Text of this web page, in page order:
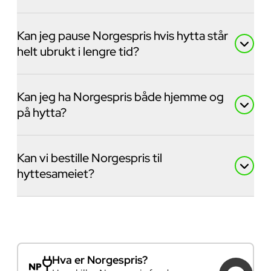
Kan jeg pause Norgespris hvis hytta står
helt ubrukt i lengre tid?
Kan jeg ha Norgespris både hjemme og
på hytta?
Kan vi bestille Norgespris til
hyttesameiet?
Hva er Norgespris?